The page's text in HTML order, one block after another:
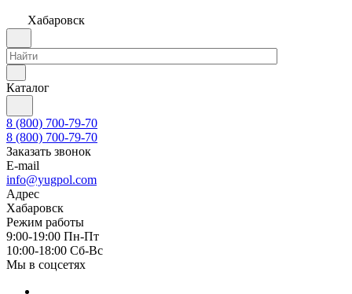
Хабаровск
Каталог
8 (800) 700-79-70
8 (800) 700-79-70
Заказать звонок
E-mail
info@yugpol.com
Адрес
Хабаровск
Режим работы
9:00-19:00 Пн-Пт
10:00-18:00 Cб-Вс
Мы в соцсетях